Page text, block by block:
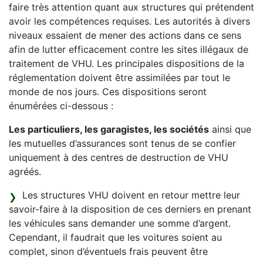
faire très attention quant aux structures qui prétendent
avoir les compétences requises. Les autorités à divers
niveaux essaient de mener des actions dans ce sens
afin de lutter efficacement contre les sites illégaux de
traitement de VHU. Les principales dispositions de la
réglementation doivent être assimilées par tout le
monde de nos jours. Ces dispositions seront
énumérées ci-dessous :
Les particuliers, les garagistes, les sociétés ainsi que
les mutuelles d’assurances sont tenus de se confier
uniquement à des centres de destruction de VHU
agréés.
Les structures VHU doivent en retour mettre leur
savoir-faire à la disposition de ces derniers en prenant
les véhicules sans demander une somme d’argent.
Cependant, il faudrait que les voitures soient au
complet, sinon d’éventuels frais peuvent être